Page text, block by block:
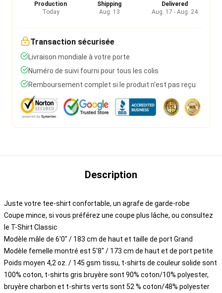
Production
Today
Shipping
Aug. 13
Delivered
Aug. 17 - Aug. 24
Transaction sécurisée
Livraison mondiale à votre porte
Numéro de suivi fourni pour tous les colis
Remboursement complet si le produit n'est pas reçu
Description
Juste votre tee-shirt confortable, un agrafe de garde-robe
Coupe mince, si vous préférez une coupe plus lâche, ou consultez
le T-Shirt Classic
Modèle mâle de 6'0" / 183 cm de haut et taille de port Grand
Modèle femelle montré est 5'8" / 173 cm de haut et de port petite
Poids moyen 4,2 oz. / 145 gsm tissu, t-shirts de couleur solide sont
100% coton, t-shirts gris bruyère sont 90% coton/10% polyester,
bruyère charbon et t-shirts verts sont 52 % coton/48% polyester